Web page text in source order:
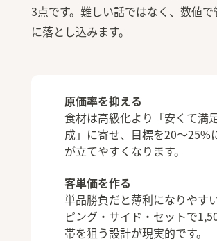
3点です。難しい話ではなく、数値
に落とし込みます。
原価率を抑える
食材は高級化より「安くて満
成」に寄せ、目標を20〜25%
が立てやすくなります。
客単価を作る
単品勝負だと薄利になりやす
ピング・サイド・セットで
帯を狙う設計が現実的です。